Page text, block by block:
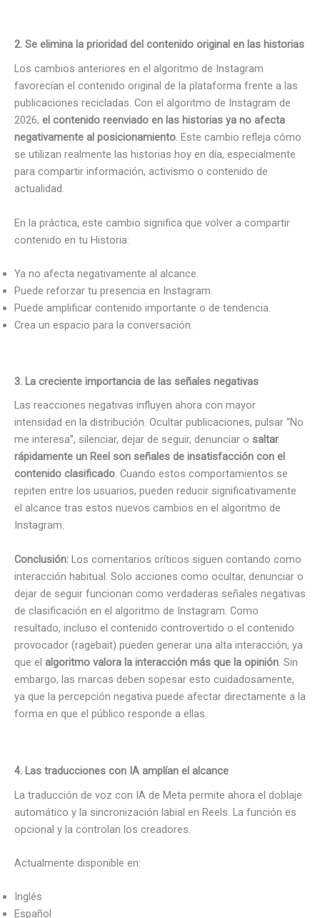
2. Se elimina la prioridad del contenido original en las historias
Los cambios anteriores en el algoritmo de Instagram
favorecían el contenido original de la plataforma frente a las
publicaciones recicladas. Con el algoritmo de Instagram de
2026, el contenido reenviado en las historias ya no afecta
negativamente al posicionamiento. Este cambio refleja cómo
se utilizan realmente las historias hoy en día, especialmente
para compartir información, activismo o contenido de
actualidad.
En la práctica, este cambio significa que volver a compartir
contenido en tu Historia:
Ya no afecta negativamente al alcance.
Puede reforzar tu presencia en Instagram.
Puede amplificar contenido importante o de tendencia.
Crea un espacio para la conversación.
3. La creciente importancia de las señales negativas
Las reacciones negativas influyen ahora con mayor
intensidad en la distribución. Ocultar publicaciones, pulsar “No
me interesa”, silenciar, dejar de seguir, denunciar o saltar
rápidamente un Reel son señales de insatisfacción con el
contenido clasificado. Cuando estos comportamientos se
repiten entre los usuarios, pueden reducir significativamente
el alcance tras estos nuevos cambios en el algoritmo de
Instagram.
Conclusión: Los comentarios críticos siguen contando como
interacción habitual. Solo acciones como ocultar, denunciar o
dejar de seguir funcionan como verdaderas señales negativas
de clasificación en el algoritmo de Instagram. Como
resultado, incluso el contenido controvertido o el contenido
provocador (ragebait) pueden generar una alta interacción, ya
que el algoritmo valora la interacción más que la opinión. Sin
embargo, las marcas deben sopesar esto cuidadosamente,
ya que la percepción negativa puede afectar directamente a la
forma en que el público responde a ellas.
4. Las traducciones con IA amplían el alcance
La traducción de voz con IA de Meta permite ahora el doblaje
automático y la sincronización labial en Reels. La función es
opcional y la controlan los creadores.
Actualmente disponible en:
Inglés
Español